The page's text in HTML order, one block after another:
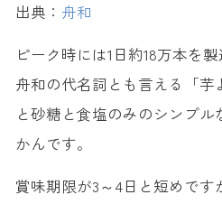
出典： 舟和
ピーク時には1日約18万本を
舟和の代名詞とも言える「
と砂糖と食塩のみのシンプル
かんです。
賞味期限が3～4日と短めで